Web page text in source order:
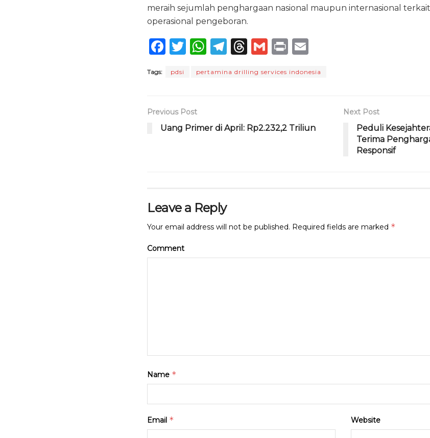
meraih sejumlah penghargaan nasional maupun internasional
operasional pengeboran.
F
c
b
o
T
it
r
W
a
p
T
e
m
T
re
s
G
ai
P
n ai
Tags: pdsi pertamina drilling services indonesia
Previous Post
Uang Primer di April: Rp2.232,2 Triliun
Next Post
Peduli
Terima
Responsif
Leave a Reply
Your email address will not be published. Required fields are marked *
Comment
Name *
Email * Website